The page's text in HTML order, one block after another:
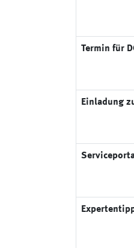
Termin für
Einladung